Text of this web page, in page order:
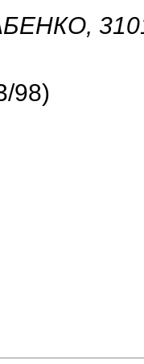
98)